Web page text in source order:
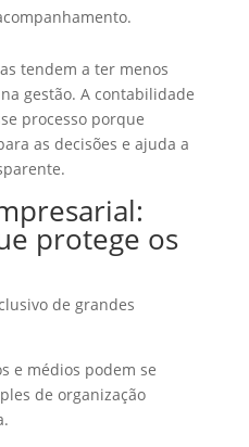
tendem a ter menos
gestão. A contabilidade
processo porque
as decisões e ajuda a
protege os
de grandes
e médios podem se
de organização